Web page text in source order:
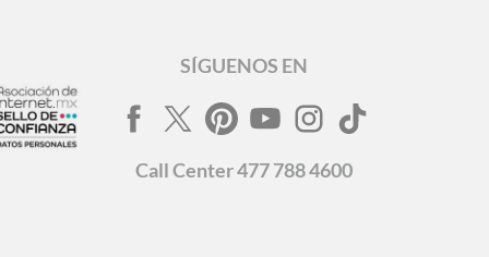
SÍGUENOS EN
CallCenter477 788 4600